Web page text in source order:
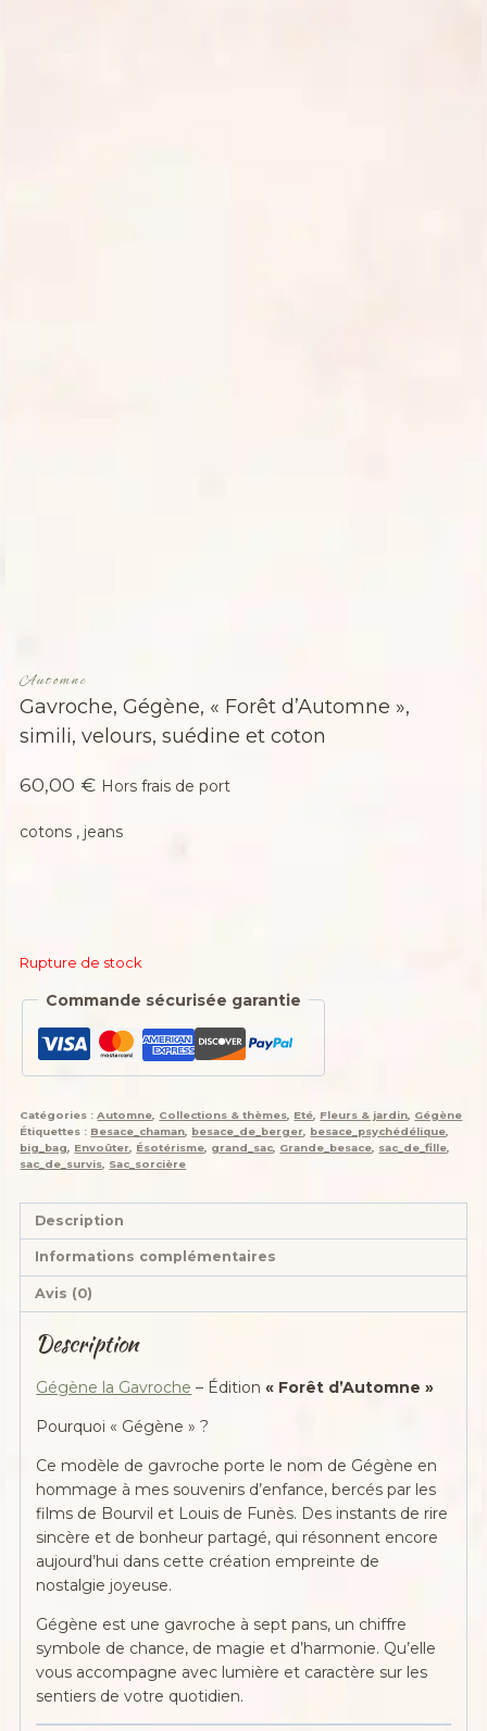
Automne
Gavroche, Gégène, « Forêt d’Automne »,
simili, velours, suédine et coton
60,00 € Hors frais de port
cotons , jeans
Rupture de stock
Commande sécurisée garantie
Catégories :Automne Collections & thèmes Eté Fleurs & jardin
Gégène
Étiquettes : Besace_chaman besace_de_berger besace_psychédélique
big_bag
Envoûter Ésotérisme grand_sac Grande_besace sac_de_fille
sac_de_survis
Sac_sorcière
Description
Informations complémentaires
Avis (0)
Description
Gégène la Gavroche – Édition« Forêt d’Automne »
Pourquoi « Gégène » ?
Ce modèle de gavroche porte le nom de Gégène en
hommage à mes souvenirs d’enfance, bercés par les
films de Bourvil et Louis de Funès. Des instants de rire
sincère et de bonheur partagé, qui résonnent encore
aujourd’hui dans cette création empreinte de
nostalgie joyeuse.
Gégène est une gavroche à sept pans, un chiffre
symbole de chance, de magie et d’harmonie. Qu’elle
vous accompagne avec lumière et caractère sur les
sentiers de votre quotidien.